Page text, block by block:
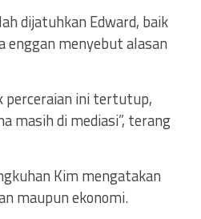
dijatuhkan Edward, baik
enggan menyebut alasan
perceraian ini tertutup,
masih di mediasi”, terang
Kim mengatakan
maupun ekonomi.